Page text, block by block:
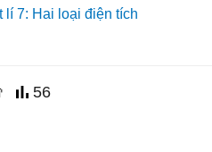
lí 7: Hai loại điện tích
56